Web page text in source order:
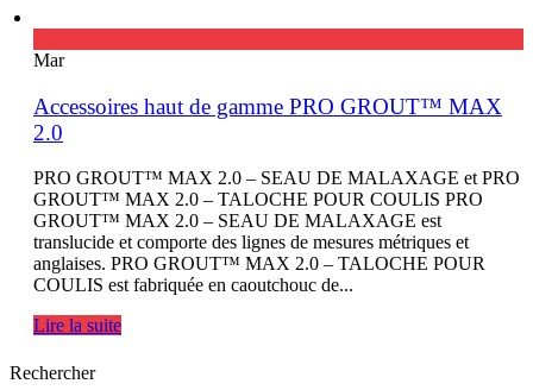
Mar
Accessoires haut de gamme PRO GROUT™ MAX
2.0
PRO GROUT™ MAX 2.0 – SEAU DE MALAXAGE et PRO
GROUT™ MAX 2.0 – TALOCHE POUR COULIS PRO
GROUT™ MAX 2.0 – SEAU DE MALAXAGE est
translucide et comporte des lignes de mesures métriques et
anglaises. PRO GROUT™ MAX 2.0 – TALOCHE POUR
COULIS est fabriquée en caoutchouc de...
Lire la suite
Rechercher